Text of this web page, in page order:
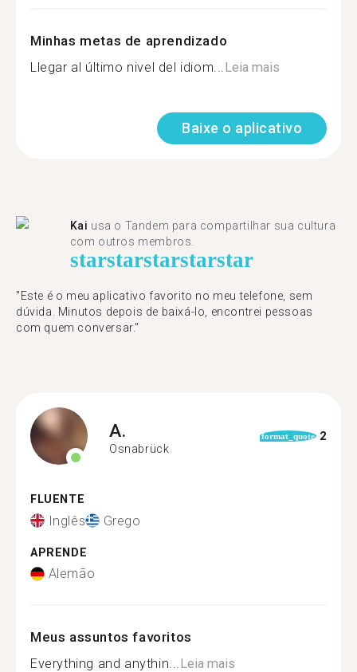
Minhas metas de aprendizado
Llegar al último nivel del idiom...Leia mais
Baixe o aplicativo
Kai usa o Tandem para compartilhar sua cultura
com outros membros.
starstarstarstarstar
"Este é o meu aplicativo favorito no meu telefone, sem
dúvida. Minutos depois de baixá-lo, encontrei pessoas
com quem conversar."
A.
Osnabrück
format_quote 2
FLUENTE
Inglês Grego
APRENDE
Alemão
Meus assuntos favoritos
Everything and anythin...Leia mais